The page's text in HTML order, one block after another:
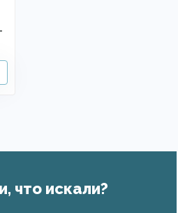
что искали?